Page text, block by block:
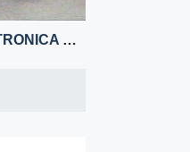
SOLDADURA ELECTRONICA Y SOLDADURA BLANDA